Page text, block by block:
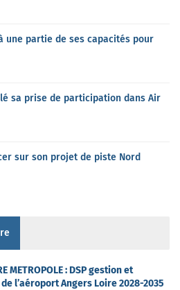
une partie de ses capacités pour
sa prise de participation dans Air
sur son projet de piste Nord
METROPOLE : DSP gestion et
l’aéroport Angers Loire 2028-2035